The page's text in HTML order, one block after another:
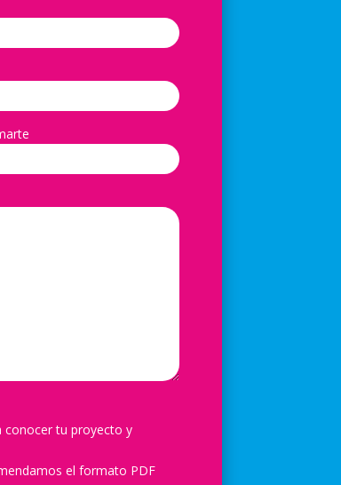
conocer tu proyecto y
el formato PDF